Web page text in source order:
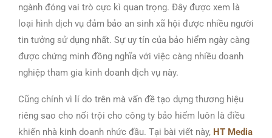
ngành đóng vai trò cực kì quan trọng. Đây được xem là
loại hình dịch vụ đảm bảo an sinh xã hội được nhiều người
tin tưởng sử dụng nhất. Sự uy tín của bảo hiểm ngày càng
được chứng minh đồng nghĩa với việc càng nhiều doanh
nghiệp tham gia kinh doanh dịch vụ này.
Cũng chính vì lí do trên mà vấn đề tạo dựng thương hiệu
riêng sao cho nổi trội cho công ty bảo hiểm luôn là điều
khiến nhà kinh doanh nhức đầu. Tại bài viết này, HT Media